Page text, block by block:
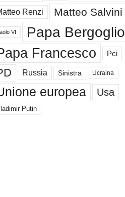
Renzi Matteo Salvini
VI Papa Bergoglio
Francesco Pci
Russia Sinistra Ucraina
europea Usa
Putin